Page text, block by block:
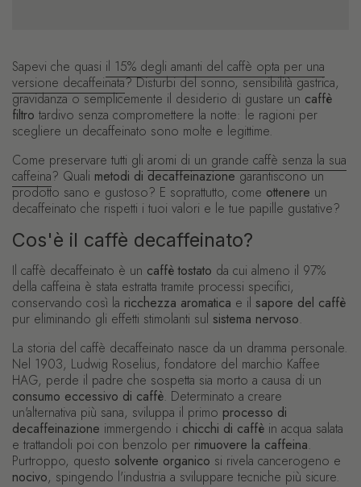
Sapevi che quasi il 15% degli amanti del caffè opta per una
versione decaffeinata? Disturbi del sonno, sensibilità gastrica,
gravidanza o semplicemente il desiderio di gustare un caffè
filtro tardivo senza compromettere la notte: le ragioni per
scegliere un decaffeinato sono molte e legittime.
Come preservare tutti gli aromi di un grande caffè senza la sua
caffeina? Quali metodi di decaffeinazionegarantiscono un
prodotto sano e gustoso? E soprattutto, come ottenere un
decaffeinato che rispetti i tuoi valori e le tue papille gustative?
Cos'è il caffè decaffeinato?
Il caffè decaffeinato è un caffè tostato da cui almeno il 97%
della caffeina è stata estratta tramite processi specifici,
conservando così la ricchezza aromatica e il sapore del caffè
pur eliminando gli effetti stimolanti sul sistema nervoso.
La storia del caffè decaffeinato nasce da un dramma personale.
Nel 1903, Ludwig Roselius, fondatore del marchio Kaffee
HAG, perde il padre che sospetta sia morto a causa di un
consumo eccessivo di caffè. Determinato a creare
un'alternativa più sana, sviluppa il primo processo di
decaffeinazione immergendo i chicchi di caffè in acqua salata
e trattandoli poi con benzolo per rimuovere la caffeina.
Purtroppo, questo solvente organico si rivela cancerogeno e
nocivo, spingendo l'industria a sviluppare tecniche più sicure.